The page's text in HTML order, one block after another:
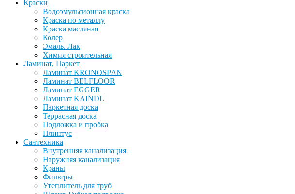
Краски
Водоэмульсионная краска
Краска по металлу
Краска масляная
Колер
Эмаль. Лак
Химия строительная
Ламинат, Паркет
Ламинат KRONOSPAN
Ламинат BELFLOOR
Ламинат EGGER
Ламинат KAINDL
Паркетная доска
Террасная доска
Подложка и пробка
Плинтус
Сантехника
Внутренняя канализация
Наружняя канализация
Краны
Фильтры
Утеплитель для труб